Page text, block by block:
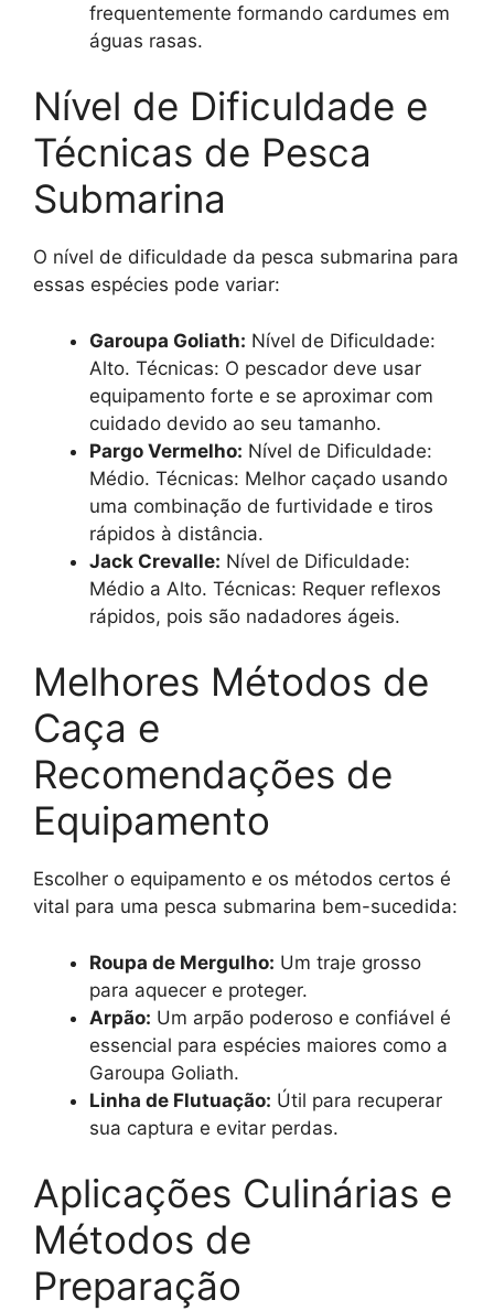
frequentemente formando cardumes em
águas rasas.
Nível de Dificuldade e
Técnicas de Pesca
Submarina
O nível de dificuldade da pesca submarina para
essas espécies pode variar:
Garoupa Goliath: Nível de Dificuldade:
Alto. Técnicas: O pescador deve usar
equipamento forte e se aproximar com
cuidado devido ao seu tamanho.
Pargo Vermelho: Nível de Dificuldade:
Médio. Técnicas: Melhor caçado usando
uma combinação de furtividade e tiros
rápidos à distância.
Jack Crevalle: Nível de Dificuldade:
Médio a Alto. Técnicas: Requer reflexos
rápidos, pois são nadadores ágeis.
Melhores Métodos de
Caça e
Recomendações de
Equipamento
Escolher o equipamento e os métodos certos é
vital para uma pesca submarina bem-sucedida:
Roupa de Mergulho: Um traje grosso
para aquecer e proteger.
Arpão: Um arpão poderoso e confiável é
essencial para espécies maiores como a
Garoupa Goliath.
Linha de Flutuação: Útil para recuperar
sua captura e evitar perdas.
Aplicações Culinárias e
Métodos de
Preparação